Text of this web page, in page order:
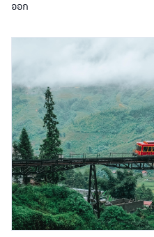
ออก